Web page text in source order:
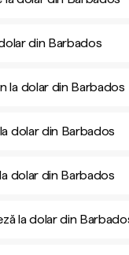
din Barbados
la dolar din Barbados
dolar din Barbados
dolar din Barbados
la dolar din